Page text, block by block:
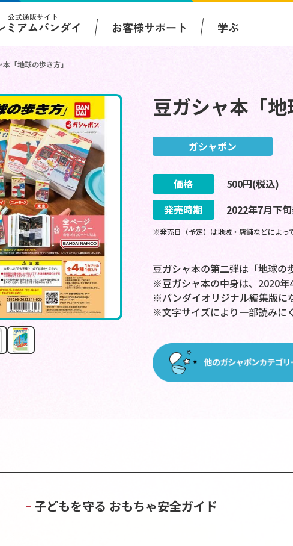
公式通販サイト
ミアムバンダイ お客様サポート 学ぶ
本「地球の歩き方」
豆ガシャ本「地
ガシャポン
価格 500円(税込)
発売時期
2022年7月下旬
※発売日（予定）は地域・店舗などによっ
豆ガシャ本の第二弾は「地球の
※豆ガシャ本の中身は、2020年
※バンダイオリジナル編集版に
※文字サイズにより一部読みに
子どもを守る おもちゃ安全ガイド